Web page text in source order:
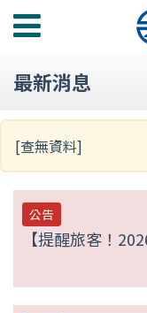
功
選
最新消息
[查無資料]
公告
【提醒旅客！